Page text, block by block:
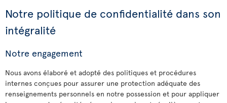
Notre politique de confidentialité dans son
intégralité
Notre engagement
Nous avons élaboré et adopté des politiques et procédures
internes conçues pour assurer une protection adéquate des
renseignements personnels en notre possession et pour appliquer